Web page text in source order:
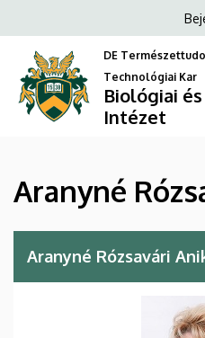
Rózsavári
Anikó
és
Ökológiai
Intézet
a
tartalomra
fiók
DE
Technológiai Kar
Biológiai
Intézet
Aranyné
Aranyné Rózsavári